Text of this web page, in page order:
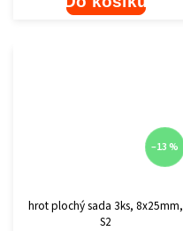
–13 %
hrot plochý sada 3ks, 8x25mm,
S2